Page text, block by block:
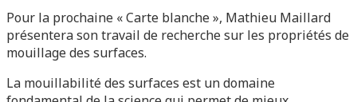
Pour la prochaine « Carte blanche », Mathieu Maillard
présentera son travail de recherche sur les propriétés de
mouillage des surfaces.
La mouillabilité des surfaces est un domaine